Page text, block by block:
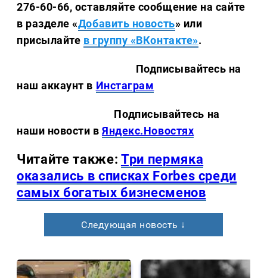
276-60-66, оставляйте сообщение на сайте
в разделе «Добавить новость» или
присылайте в группу «ВКонтакте».
Подписывайтесь на
наш аккаунт в Инстаграм
Подписывайтесь на
наши новости вЯндекс.Новостях
Читайте также: Три пермяка
оказались в списках Forbes среди
самых богатых бизнесменов
Следующая новость ↓